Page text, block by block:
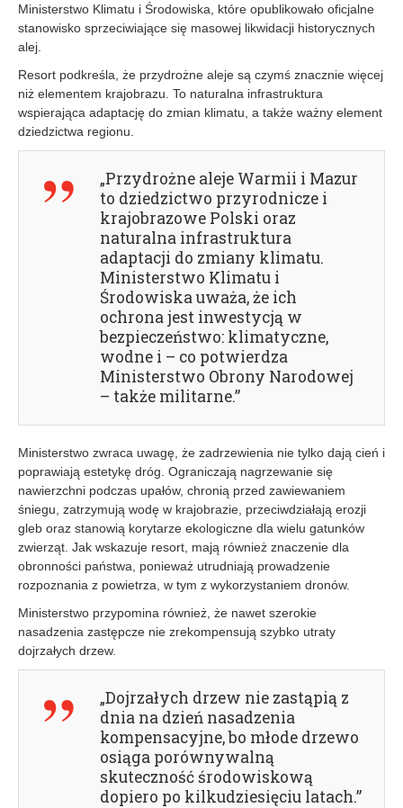
Ministerstwo Klimatu i Środowiska, które opublikowało oficjalne
stanowisko sprzeciwiające się masowej likwidacji historycznych
alej.
Resort podkreśla, że przydrożne aleje są czymś znacznie więcej
niż elementem krajobrazu. To naturalna infrastruktura
wspierająca adaptację do zmian klimatu, a także ważny element
dziedzictwa regionu.
„Przydrożne aleje Warmii i Mazur
to dziedzictwo przyrodnicze i
krajobrazowe Polski oraz
naturalna infrastruktura
adaptacji do zmiany klimatu.
Ministerstwo Klimatu i
Środowiska uważa, że ich
ochrona jest inwestycją w
bezpieczeństwo: klimatyczne,
wodne i – co potwierdza
Ministerstwo Obrony Narodowej
– także militarne.”
Ministerstwo zwraca uwagę, że zadrzewienia nie tylko dają cień i
poprawiają estetykę dróg. Ograniczają nagrzewanie się
nawierzchni podczas upałów, chronią przed zawiewaniem
śniegu, zatrzymują wodę w krajobrazie, przeciwdziałają erozji
gleb oraz stanowią korytarze ekologiczne dla wielu gatunków
zwierząt. Jak wskazuje resort, mają również znaczenie dla
obronności państwa, ponieważ utrudniają prowadzenie
rozpoznania z powietrza, w tym z wykorzystaniem dronów.
Ministerstwo przypomina również, że nawet szerokie
nasadzenia zastępcze nie zrekompensują szybko utraty
dojrzałych drzew.
„Dojrzałych drzew nie zastąpią z
dnia na dzień nasadzenia
kompensacyjne, bo młode drzewo
osiąga porównywalną
skuteczność środowiskową
dopiero po kilkudziesięciu latach.”